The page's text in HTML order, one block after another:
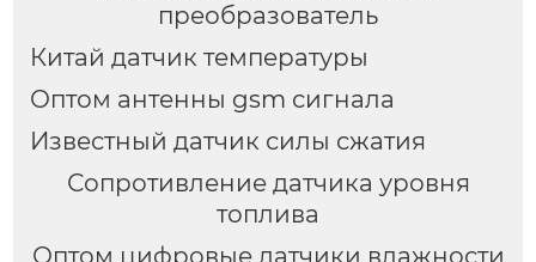
преобразователь
Китай датчик температуры
Оптом антенны gsm сигнала
Известный датчик силы сжатия
Сопротивление датчика уровня
топлива
Оптом цифровые датчики влажности